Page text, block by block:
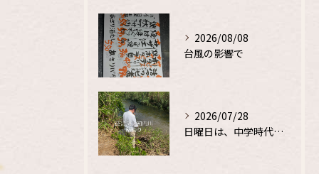
2026/08/08
台風の影響で
2026/07/28
日曜日は、中学時代の、同級生と鮎釣り